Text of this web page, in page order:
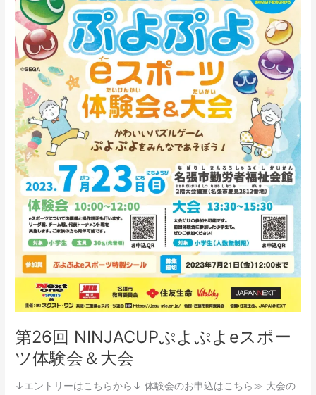
第26回 NINJACUPぷよぷよeスポー
ツ体験会＆大会
↓エントリーはこちらから↓ 体験会のお申込はこちら≫ 大会の
ぷ
よ
e
ス
ポ
ー
ツ
体
験
会
＆
大
会